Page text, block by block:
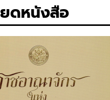
ยดหนังสือ